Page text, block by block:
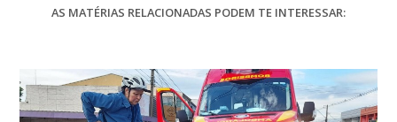
AS MATÉRIAS RELACIONADAS PODEM TE INTERESSAR: